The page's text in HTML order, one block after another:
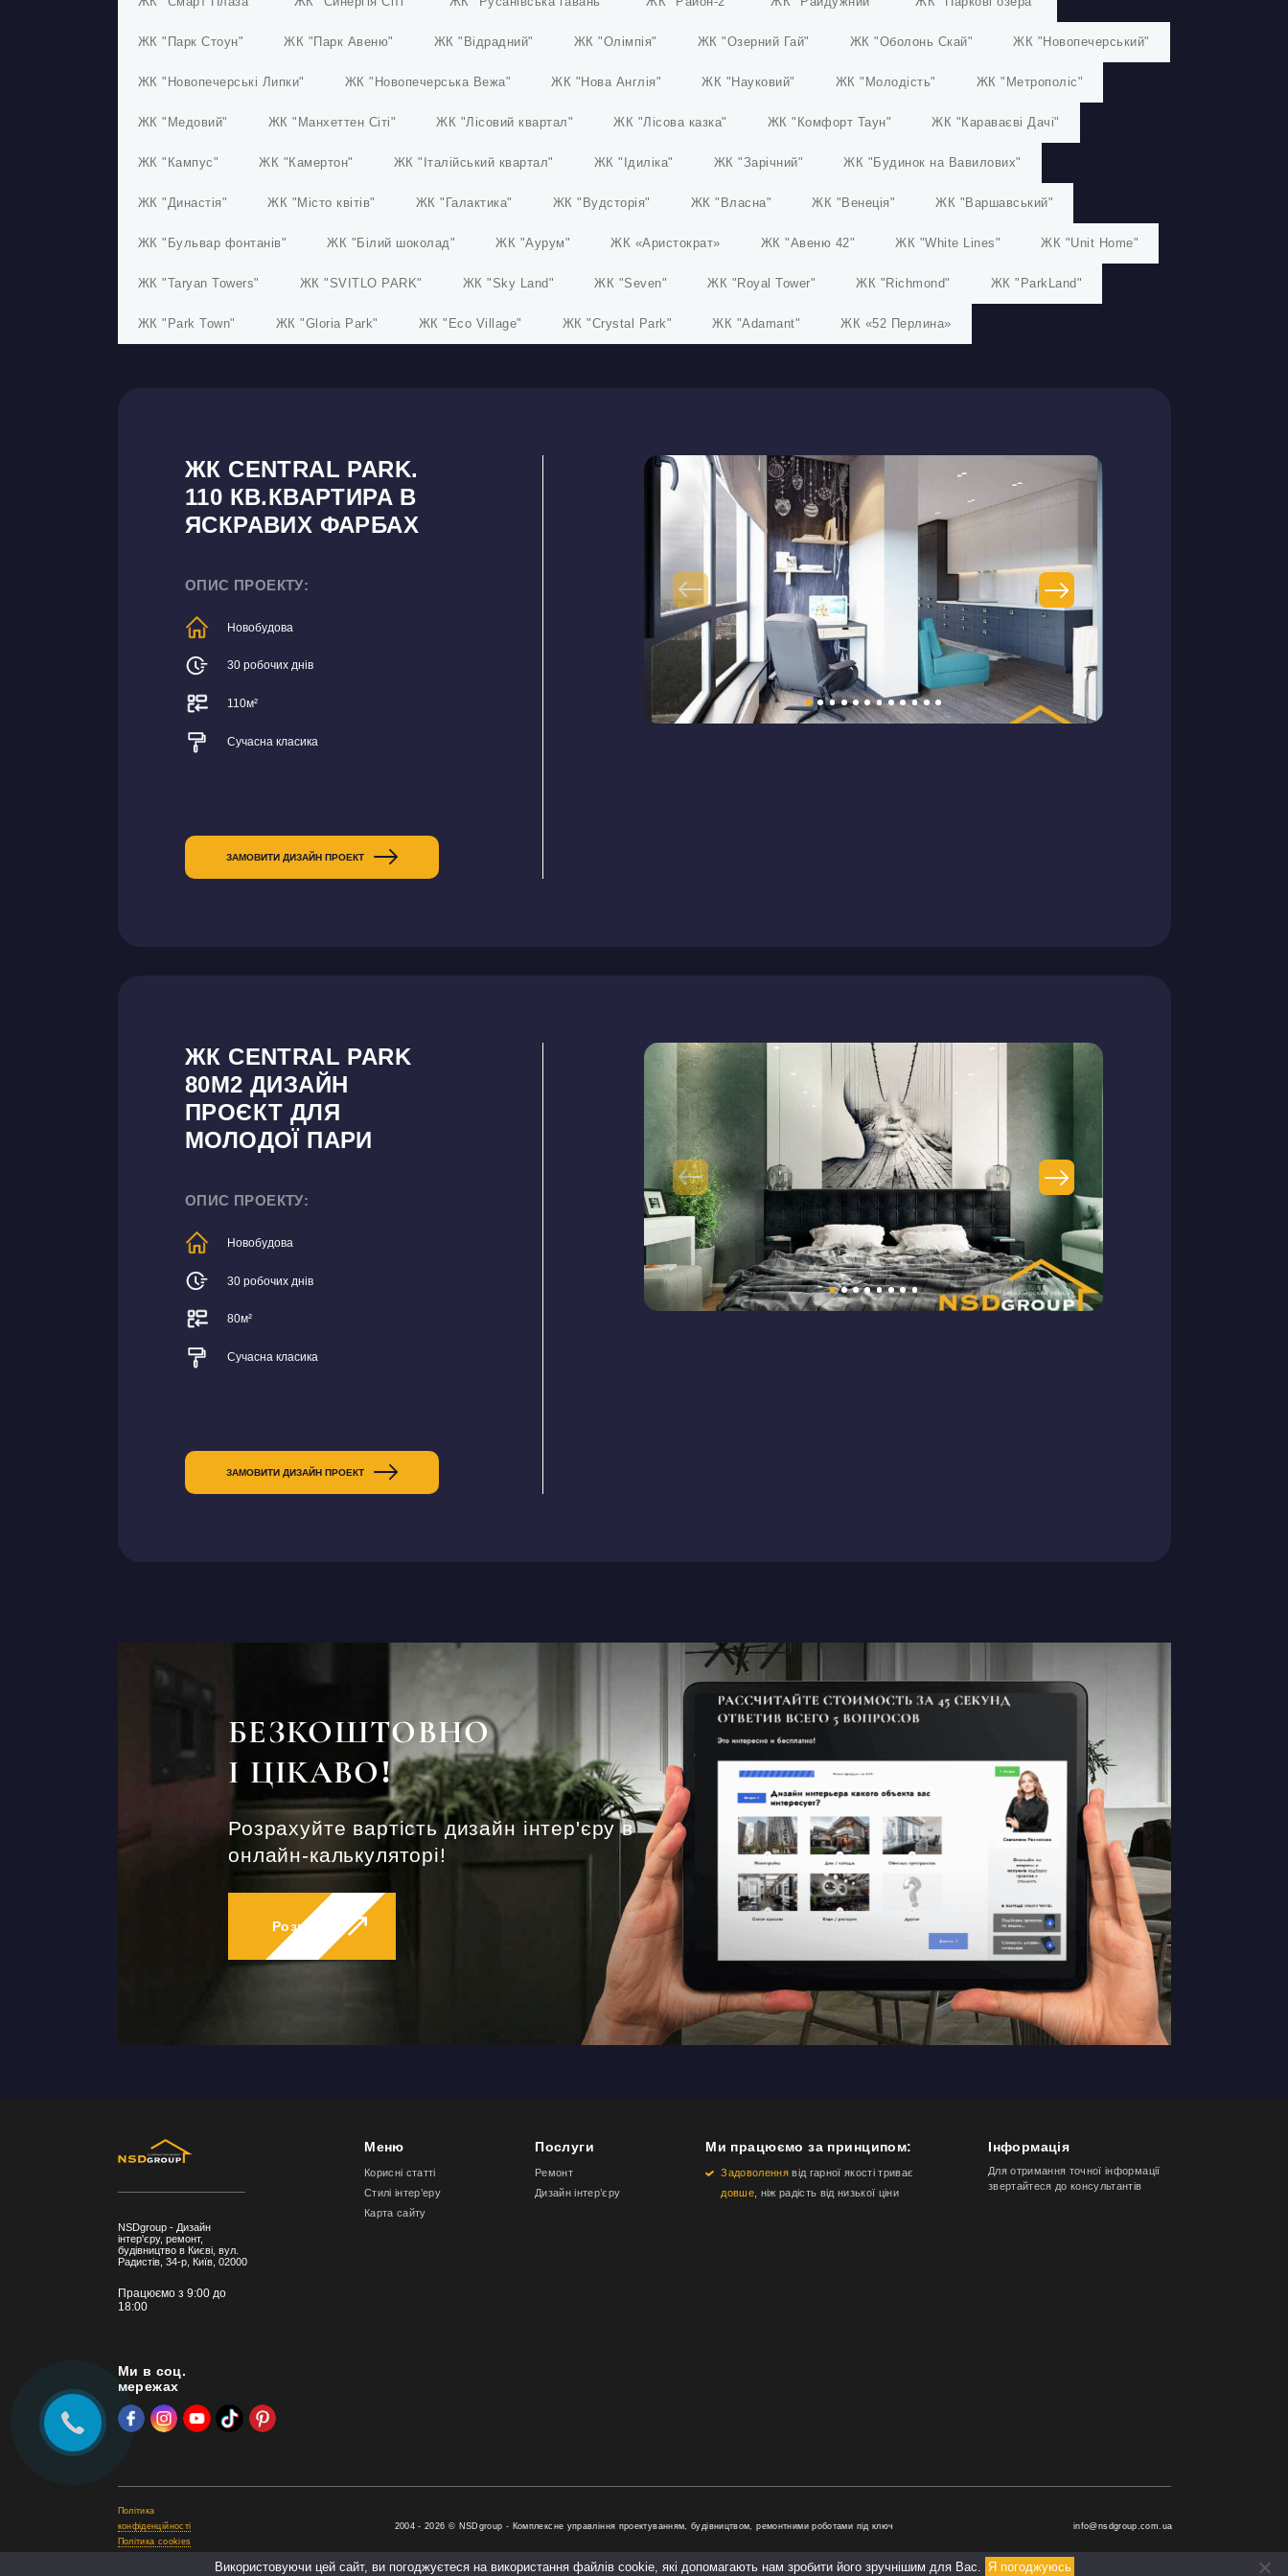
ЖК "Парк Стоун" ЖК "Парк Авеню" ЖК "Відрадний" ЖК "Олімпія" ЖК "Озерний Гай" ЖК "Оболонь Скай" ЖК "Новопечерський"
ЖК "Новопечерські Липки" ЖК "Новопечерська Вежа" ЖК "Нова Англія" ЖК "Науковий" ЖК "Молодість" ЖК "Метрополіс"
ЖК "Медовий" ЖК "Манхеттен Сіті" ЖК "Лісовий квартал" ЖК "Лісова казка" ЖК "Комфорт Таун" ЖК "Караваєві Дачі"
ЖК "Кампус" ЖК "Камертон" ЖК "Італійський квартал" ЖК "Ідиліка" ЖК "Зарічний" ЖК "Будинок на Вавилових"
ЖК "Династія" ЖК "Місто квітів" ЖК "Галактика" ЖК "Вудсторія" ЖК "Власна" ЖК "Венеція" ЖК "Варшавський"
ЖК "Бульвар фонтанів" ЖК "Білий шоколад" ЖК "Аурум" ЖК «Аристократ» ЖК "Авеню 42" ЖК "White Lines" ЖК "Unit Home"
ЖК "Taryan Towers" ЖК "SVITLO PARK" ЖК "Sky Land" ЖК "Seven" ЖК "Royal Tower" ЖК "Richmond" ЖК "ParkLand"
ЖК "Park Town" ЖК "Gloria Park" ЖК "Eco Village" ЖК "Crystal Park" ЖК "Adamant" ЖК «52 Перлина»
ЖК CENTRAL PARK.
110 КВ.КВАРТИРА В
ЯСКРАВИХ ФАРБАХ
ОПИС ПРОЕКТУ:
Новобудова
30 робочих днів
110м²
Сучасна класика
ЗАМОВИТИ ДИЗАЙН ПРОЕКТ
ЖК CENTRAL PARK
80М2 ДИЗАЙН
ПРОЄКТ ДЛЯ
МОЛОДОЇ ПАРИ
ОПИС ПРОЕКТУ:
Новобудова
30 робочих днів
80м²
Сучасна класика
ЗАМОВИТИ ДИЗАЙН ПРОЕКТ
БЕЗКОШТОВНО
І ЦІКАВО!
Розрахуйте вартість дизайн інтер'єру в
онлайн-калькуляторі!
Розпочати
NSDgroup - Дизайн
інтер'єру, ремонт,
будівництво в Києві, вул.
Радистів, 34-р, Київ, 02000
Працюємо з 9:00 до
18:00
Ми в соц.
мережах
Меню
Корисні статті
Стилі інтер’еру
Карта сайту
Послуги
Ремонт
Дизайн інтер’єру
Ми працюємо за принципом:
Задоволеннявід гарної якості триває
довше, ніж радість від низької ціни
Інформація
Для отримання точної інформації
звертайтеся до консультантів
Політика
конфіденційності
Політика cookies
2004 - 2026 © NSDgroup - Комплексне управління проектуванням, будівництвом, ремонтними роботами під ключ info@nsdgroup.com.ua
Використовуючи цей сайт, ви погоджуєтеся на використання файлів cookie, які допомагають нам зробити його зручнішим для Вас. Я погоджуюсь